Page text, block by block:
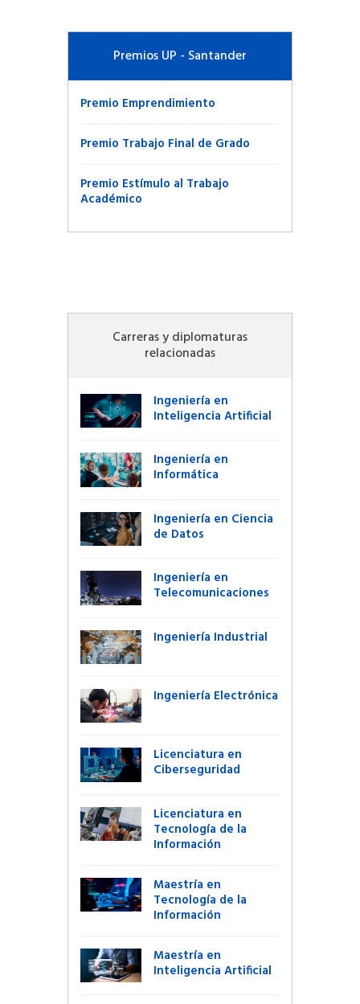
Premios UP - Santander
Premio Emprendimiento
Premio Trabajo Final de Grado
Premio Estímulo al Trabajo
Académico
Carreras y diplomaturas
relacionadas
Ingeniería en
Inteligencia Artificial
Ingeniería en
Informática
Ingeniería en Ciencia
de Datos
Ingeniería en
Telecomunicaciones
Ingeniería Industrial
Ingeniería Electrónica
Licenciatura en
Ciberseguridad
Licenciatura en
Tecnología de la
Información
Maestría en
Tecnología de la
Información
Maestría en
Inteligencia Artificial